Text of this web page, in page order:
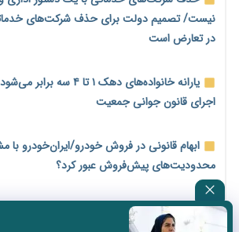
اختیارات جدید گمرکات برای تمدید ورود موقت
پایان شهریور ابلاغ شد
صادراتی ابلاغ شد
مرحله سیزدهم کالابرگ در سایه تورم؛ قدرت
بیش از پیش آب رفت
۱۴ مرداد؛ اولین «روز ملی کارفرما» در تقویم
کارفرما» چگونه به تقویم رسمی کشور رسید؟
نیست/ تصمیم دولت برای حذف شرکت‌های
در تعارض است
یارانه خانواده‌های دهک ۱
اجرای قانون جوانی جمعیت
ابهام قانونی در فروش خودرو/ایران‌خودرو با
محدودیت‌های پیش‌فروش عبور کرد؟
سه نماد جدید اخزا در فرابورس پذیرش شد